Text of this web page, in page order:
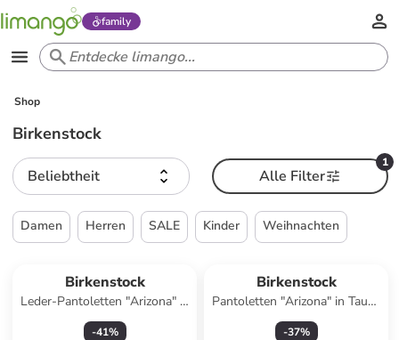
family
Shop
Birkenstock
Beliebtheit
1
Alle Filter
Damen Herren SALE Kinder Weihnachten
Birkenstock
Leder-Pantoletten "Arizona" in
Braun - Weite S
-41%
Birkenstock
Pantoletten "Arizona" in Taupe
- Weite S
-37%